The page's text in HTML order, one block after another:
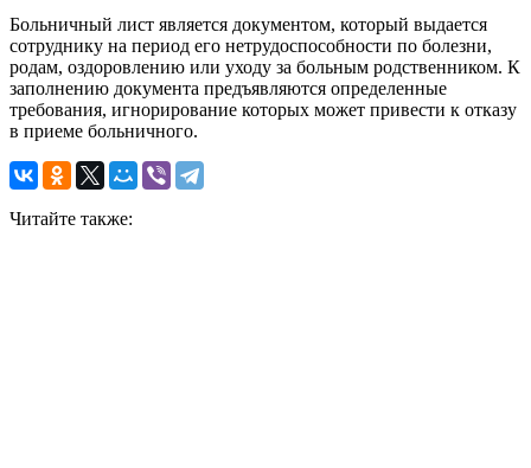
Больничный лист является документом, который выдается
сотруднику на период его нетрудоспособности по болезни,
родам, оздоровлению или уходу за больным родственником. К
заполнению документа предъявляются определенные
требования, игнорирование которых может привести к отказу
в приеме больничного.
Читайте также: